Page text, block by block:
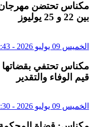
مكناس تحتضن مهرجان
بين 22 و 25 يوليوز
الخميس 09 يوليو 2026 - 10:43
مكناس تحتفي
قيم الوفاء والتقدير
الخميس 09 يوليو 2026 - 10:30